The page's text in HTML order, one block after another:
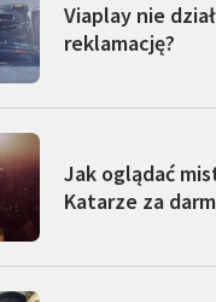
Viaplay nie
reklamację?
Jak oglądać
Katarze za